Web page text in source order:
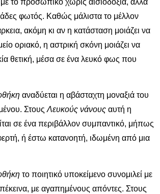
φωτός. Καθώς μάλιστα το μέλλον
ακόμη κι αν η κατάσταση μοιάζει να
οριακό, η αστρική σκόνη μοιάζει να
θετική, μέσα σε ένα λευκό φως που
αναδύεται η αβάσταχτη μοναξιά του
Στους Λευκούς νάνους αυτή η
σε ένα περιβάλλον συμπαντικό, μήπως
ή έστω κατανοητή, ιδωμένη από μια
το ποιητικό υποκείμενο συνομιλεί με
με αγαπημένους απόντες. Στους